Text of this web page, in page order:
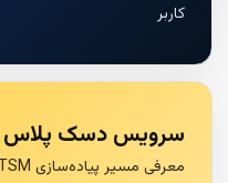
کاربر
سرویس دسک